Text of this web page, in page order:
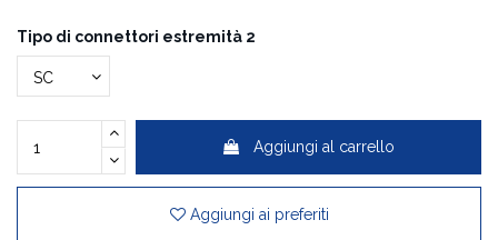
Tipo di connettori estremità 2
Aggiungi al carrello
Aggiungi ai preferiti